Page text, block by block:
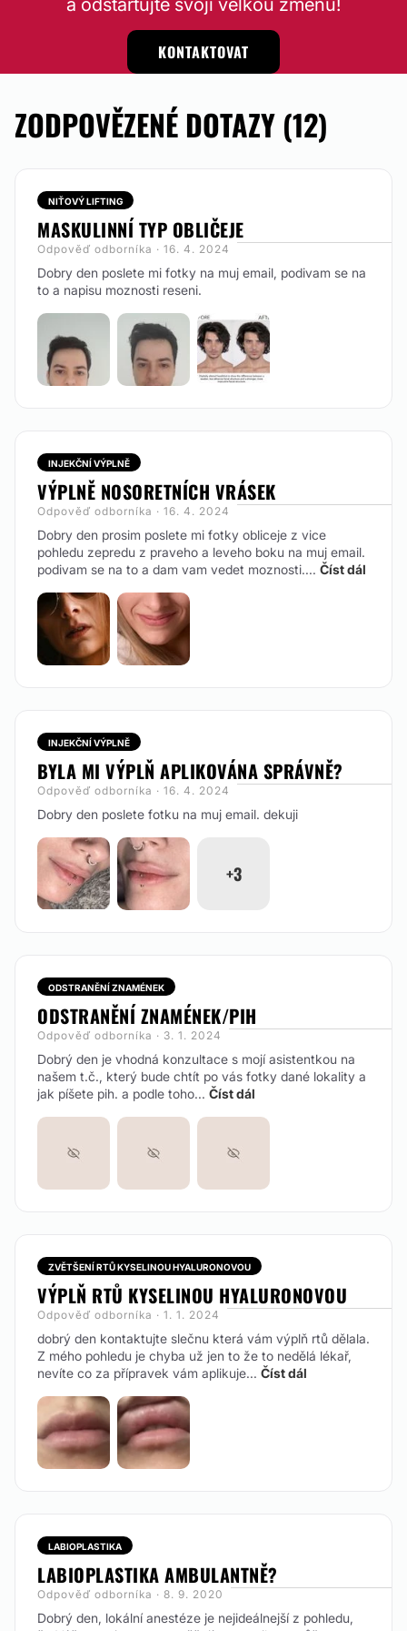
a odstartujte svoji velkou změnu!
KONTAKTOVAT
ZODPOVĚZENÉ DOTAZY (12)
NIŤOVÝ LIFTING
MASKULINNÍ TYP OBLIČEJE
Odpověď odborníka · 16. 4. 2024
Dobry den poslete mi fotky na muj email, podivam se na
to a napisu moznosti reseni.
INJEKČNÍ VÝPLNĚ
VÝPLNĚ NOSORETNÍCH VRÁSEK
Odpověď odborníka · 16. 4. 2024
Dobry den prosim poslete mi fotky obliceje z vice
pohledu zepredu z praveho a leveho boku na muj email.
podivam se na to a dam vam vedet moznosti.... Číst dál
INJEKČNÍ VÝPLNĚ
BYLA MI VÝPLŇ APLIKOVÁNA SPRÁVNĚ?
Odpověď odborníka · 16. 4. 2024
Dobry den poslete fotku na muj email. dekuji
+3
ODSTRANĚNÍ ZNAMÉNEK
ODSTRANĚNÍ ZNAMÉNEK/PIH
Odpověď odborníka · 3. 1. 2024
Dobrý den je vhodná konzultace s mojí asistentkou na
našem t.č., který bude chtít po vás fotky dané lokality a
jak píšete pih. a podle toho... Číst dál
ZVĚTŠENÍ RTŮ KYSELINOU HYALURONOVOU
VÝPLŇ RTŮ KYSELINOU HYALURONOVOU
Odpověď odborníka · 1. 1. 2024
dobrý den kontaktujte slečnu která vám výplň rtů dělala.
Z mého pohledu je chyba už jen to že to nedělá lékař,
nevíte co za přípravek vám aplikuje... Číst dál
LABIOPLASTIKA
LABIOPLASTIKA AMBULANTNĚ?
Odpověď odborníka · 8. 9. 2020
Dobrý den, lokální anestéze je nejideálnejší z pohledu,